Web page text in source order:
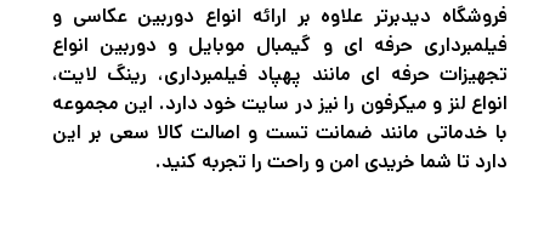
فیلمسازان و سازندگان محتوا که نورپردازی را در
استودیو یا محل نصب می کنند. با کاهش نور 0 تا
100 درصد و 15 افکت نورپردازی ویژه از پیش
برنامه ریزی شده، می توان از آنها به عنوان کلید،
پرکننده، نور پس زمینه یا برای جلوه های عملی
فروشگاه دیدبرتر علاوه بر ارائه انواع دوربین عکاسی و
فیلمبرداری حرفه ای و گیمبال موبایل و دوربین انواع
تجهیزات حرفه ای مانند پهپاد فیلمبرداری، رینگ لایت،
انواع لنز و میکرفون را نیز در سایت خود دارد. این مجموعه
با خدماتی مانند ضمانت تست و اصالت کالا سعی بر این
دارد تا شما خریدی امن و راحت را تجربه کنید.